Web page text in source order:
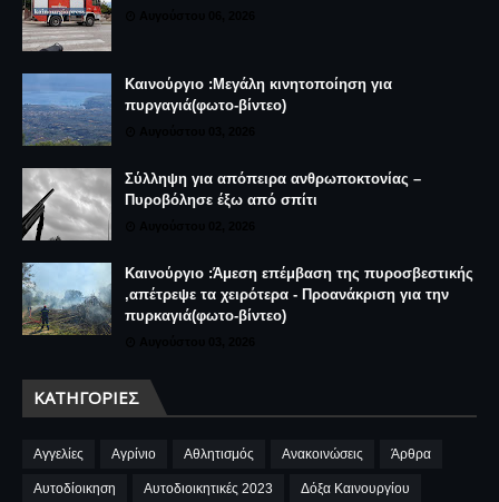
Καινούργιο :Μεγάλη κινητοποίηση για
πυργαγιά(φωτο-βίντεο)
Σύλληψη για απόπειρα ανθρωποκτονίας –
Πυροβόλησε έξω από σπίτι
Καινούργιο :Άμεση επέμβαση της πυροσβεστικής
,απέτρεψε τα χειρότερα - Προανάκριση για την
πυρκαγιά(φωτο-βίντεο)
ΚΑΤΗΓΟΡΊΕΣ
Αγγελίες Αγρίνιο Αθλητισμός Ανακοινώσεις Άρθρα
Αυτοδίοικηση Αυτοδιοικητικές 2023 Δόξα Καινουργίου